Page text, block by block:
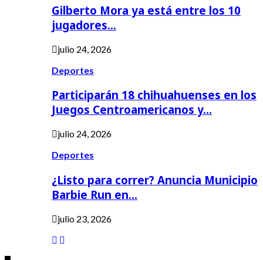
Gilberto Mora ya está entre los 10
jugadores…
julio 24, 2026
Deportes
Participarán 18 chihuahuenses en los
Juegos Centroamericanos y…
julio 24, 2026
Deportes
¿Listo para correr? Anuncia Municipio
Barbie Run en…
julio 23, 2026